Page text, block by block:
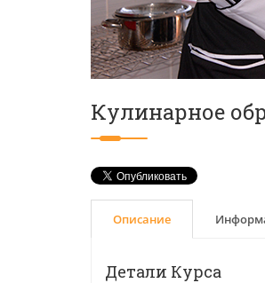
Кулинарное
Описание
Детали Курса